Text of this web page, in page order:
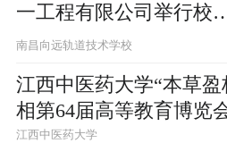
一工程有限公司举行校
交流签约活动
南昌向远轨道技术学校
江西中医药大学“本草
相第64届高等教育博览
江西中医药大学